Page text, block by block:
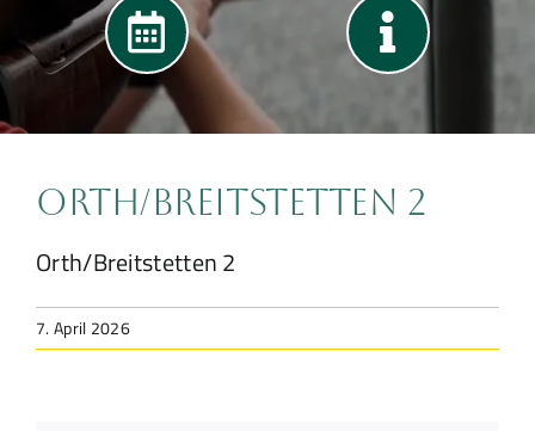
Orth/Breitstetten 2
Orth/Breitstetten 2
7. April 2026